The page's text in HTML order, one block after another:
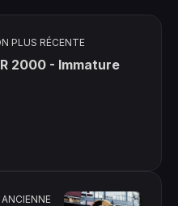
PLUS RÉCENTE
2000 - Immature